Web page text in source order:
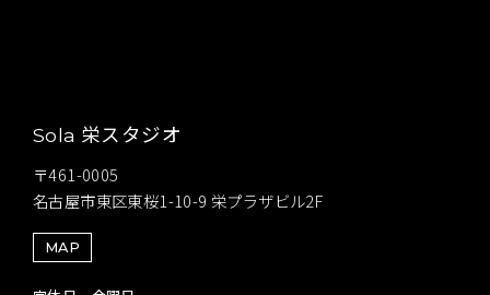
Sola 栄スタジオ
〒461-0005
名古屋市東区東桜1-10-9 栄プラザビル2F
MAP